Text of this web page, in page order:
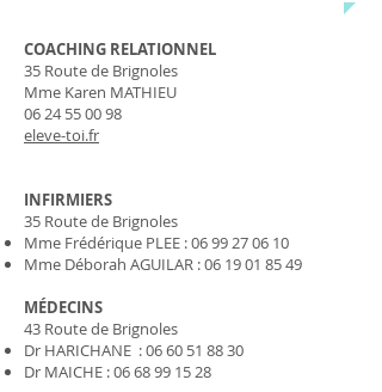
COACHING RELATIONNEL
35 Route de Brignoles
Mme Karen MATHIEU
06 24 55 00 98
eleve-toi.fr
INFIRMIERS
35 Route de Brignoles
Mme Frédérique PLEE :06 99 27 06 10
Mme Déborah AGUILAR :06 19 01 85 49
MÉDECINS
43 Route de Brignoles
Dr HARICHANE :06 60 51 88 30
Dr MAICHE :06 68 99 15 28